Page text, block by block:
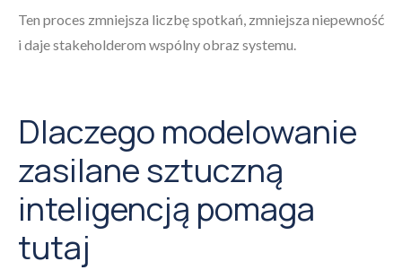
Ten proces zmniejsza liczbę spotkań, zmniejsza niepewność
i daje stakeholderom wspólny obraz systemu.
Dlaczego modelowanie
zasilane sztuczną
inteligencją pomaga
tutaj